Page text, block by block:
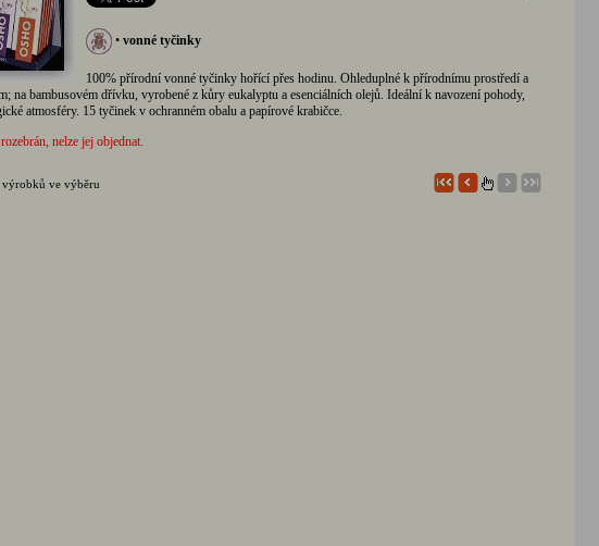
• vonné tyčinky
100% přírodní vonné tyčinky hořící přes hodinu. Ohleduplné k přírodnímu prostředí a
na bambusovém dřívku, vyrobené z kůry eukalyptu a esenciálních olejů. Ideální k navození pohody,
atmosféry. 15 tyčinek v ochranném obalu a papírové krabičce.
nelze jej objednat.
ve výběru